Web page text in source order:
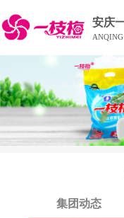
安庆
集团动态